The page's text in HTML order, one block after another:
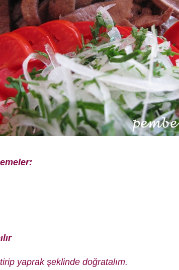
yaprak şeklinde doğratalım.